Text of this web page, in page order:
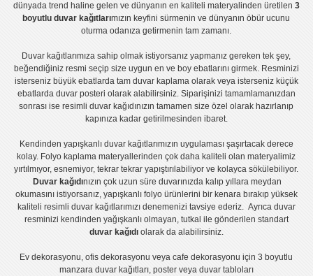
dünyada trend haline gelen ve dünyanın en kaliteli materyalinden üretilen 3
boyutlu duvar kağıtlarımızın keyfini sürmenin ve dünyanın öbür ucunu
oturma odanıza getirmenin tam zamanı.
Duvar kağıtlarımıza sahip olmak istiyorsanız yapmanız gereken tek şey,
beğendiğiniz resmi seçip size uygun en ve boy ebatlarını girmek. Resminizi
isterseniz büyük ebatlarda tam duvar kaplamaolarak veya isterseniz küçük
ebatlarda duvar posteri olarak alabilirsiniz. Siparişinizi tamamlamanızdan
sonrası iseresimli duvar kağıdınızın tamamen size özel olarak hazırlanıp
kapınıza kadar getirilmesinden ibaret.
Kendinden yapışkanlı duvar kağıtlarımızın uygulamasışaşırtacak derece
kolay. Folyo kaplama materyallerinden çok daha kaliteli olanmateryalimiz
yırtılmıyor, esnemiyor, tekrar tekrar yapıştırılabiliyor ve kolayca sökülebiliyor.
Duvar kağıdınızın çok uzun süre duvarınızda kalıp yıllara meydan
okumasını istiyorsanız, yapışkanlı folyoürünlerini bir kenara bırakıp yüksek
kaliteli resimli duvar kağıtlarımızı denemenizi tavsiye ederiz. Ayrıca duvar
resminizi kendinden yağışkanlı olmayan, tutkal ile gönderilen standart
duvar kağıdıolarak da alabilirsiniz.
Ev dekorasyonu,ofis dekorasyonu veyacafe dekorasyonu için3 boyutlu
manzara duvar kağıtları, posterveya duvar tabloları